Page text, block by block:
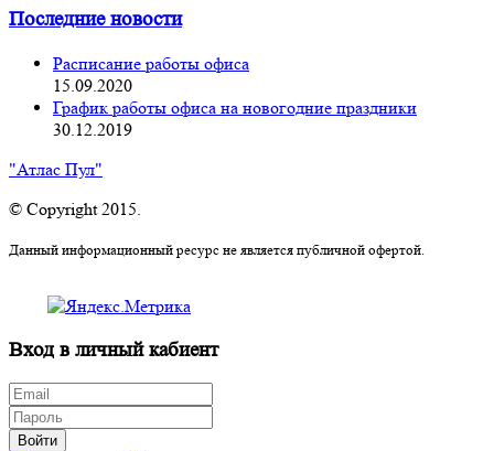
Последние новости
Расписание работы офиса
15.09.2020
График работы офиса на новогодние праздники
30.12.2019
"Атлас Пул"
© Copyright 2015.
Данный информационный ресурс не является публичной офертой.
Вход в личный кабиент
Войти